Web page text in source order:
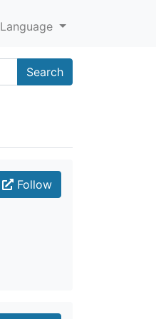
Language
Search
Follow